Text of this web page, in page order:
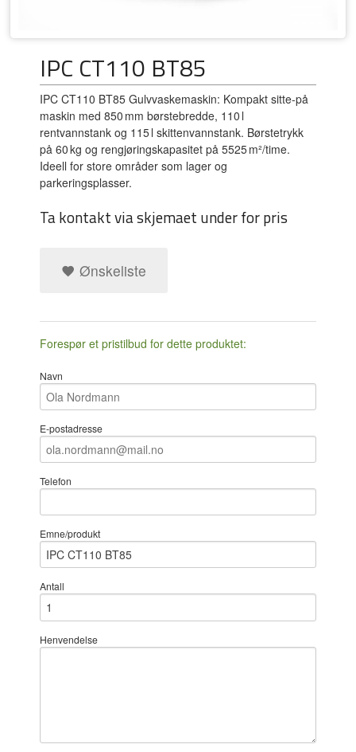
IPC CT110 BT85
IPC CT110 BT85 Gulvvaskemaskin: Kompakt sitte-på
maskin med 850 mm børstebredde, 110 l
rentvannstank og 115 l skittenvannstank. Børstetrykk
på 60 kg og rengjøringskapasitet på 5525 m²/time.
Ideell for store områder som lager og
parkeringsplasser.
Ta kontakt via skjemaet under for pris
Ønskeliste
Forespør et pristilbud for dette produktet:
Navn
E-postadresse
Telefon
Emne/produkt
Antall
Henvendelse